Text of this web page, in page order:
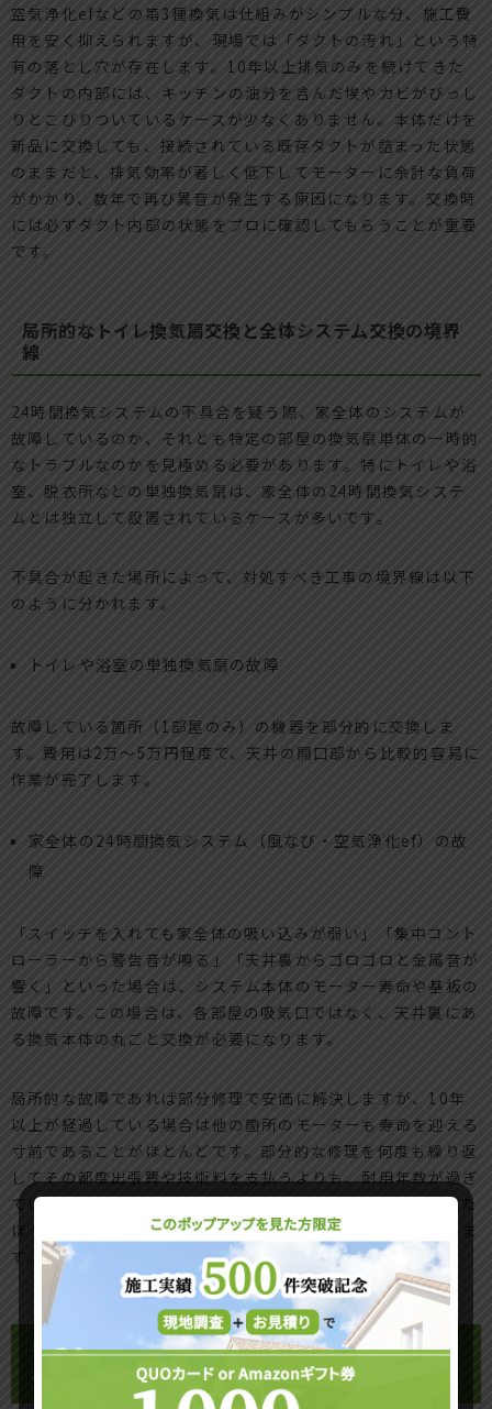
空気浄化efなどの第3種換気は仕組みがシンプルな分、施工費
用を安く抑えられますが、現場では「ダクトの汚れ」という特
有の落とし穴が存在します。10年以上排気のみを続けてきた
ダクトの内部には、キッチンの油分を含んだ埃やカビがびっし
りとこびりついているケースが少なくありません。本体だけを
新品に交換しても、接続されている既存ダクトが詰まった状態
のままだと、排気効率が著しく低下してモーターに余計な負荷
がかかり、数年で再び異音が発生する原因になります。交換時
には必ずダクト内部の状態をプロに確認してもらうことが重要
です。
局所的なトイレ換気扇交換と全体システム交換の境界
線
24時間換気システムの不具合を疑う際、家全体のシステムが
故障しているのか、それとも特定の部屋の換気扇単体の一時的
なトラブルなのかを見極める必要があります。特にトイレや浴
室、脱衣所などの単独換気扇は、家全体の24時間換気システ
ムとは独立して設置されているケースが多いです。
不具合が起きた場所によって、対処すべき工事の境界線は以下
のように分かれます。
トイレや浴室の単独換気扇の故障
故障している箇所（1部屋のみ）の機器を部分的に交換しま
す。費用は2万〜5万円程度で、天井の開口部から比較的容易に
作業が完了します。
家全体の24時間換気システム（風なび・空気浄化ef）の故
障
「スイッチを入れても家全体の吸い込みが弱い」「集中コント
ローラーから警告音が鳴る」「天井裏からゴロゴロと金属音が
響く」といった場合は、システム本体のモーター寿命や基板の
故障です。この場合は、各部屋の吸気口ではなく、天井裏にあ
る換気本体の丸ごと交換が必要になります。
局所的な故障であれば部分修理で安価に解決しますが、10年
以上が経過している場合は他の箇所のモーターも寿命を迎える
寸前であることがほとんどです。部分的な修理を何度も繰り返
してその都度出張費や技術料を支払うよりも、耐用年数が過ぎ
ている場合は家全体の換気システムを一括でリニューアルした
ほうが、最終的な生涯コストを大幅に抑える賢い選択と言えま
す。
モーターのみ交換かそれとも本体丸ごと
交換かという現場の損得勘定